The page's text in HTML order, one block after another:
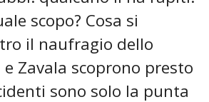
scopo? Cosa si
il naufragio dello
Zavala scoprono presto
sono solo la punta